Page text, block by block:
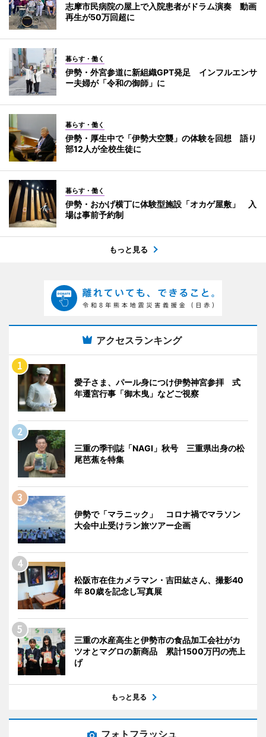
志摩市民病院の屋上で入院患者がドラム演奏 動画
再生が50万回超に
暮らす・働く
伊勢・外宮参道に新組織GPT発足 インフルエンサ
ー夫婦が「令和の御師」に
暮らす・働く
伊勢・厚生中で「伊勢大空襲」の体験を回想 語り
部12人が全校生徒に
暮らす・働く
伊勢・おかげ横丁に体験型施設「オカゲ屋敷」 入
場は事前予約制
もっと見る
アクセスランキング
愛子さま、パール身につけ伊勢神宮参拝 式
年遷宮行事「御木曳」などご視察
三重の季刊誌「NAGI」秋号 三重県出身の松
尾芭蕉を特集
伊勢で「マラニック」 コロナ禍でマラソン
大会中止受けラン旅ツアー企画
松阪市在住カメラマン・吉田紘さん、撮影40
年 80歳を記念し写真展
三重の水産高生と伊勢市の食品加工会社がカ
ツオとマグロの新商品 累計1500万円の売上
げ
もっと見る
フォトフラッシュ